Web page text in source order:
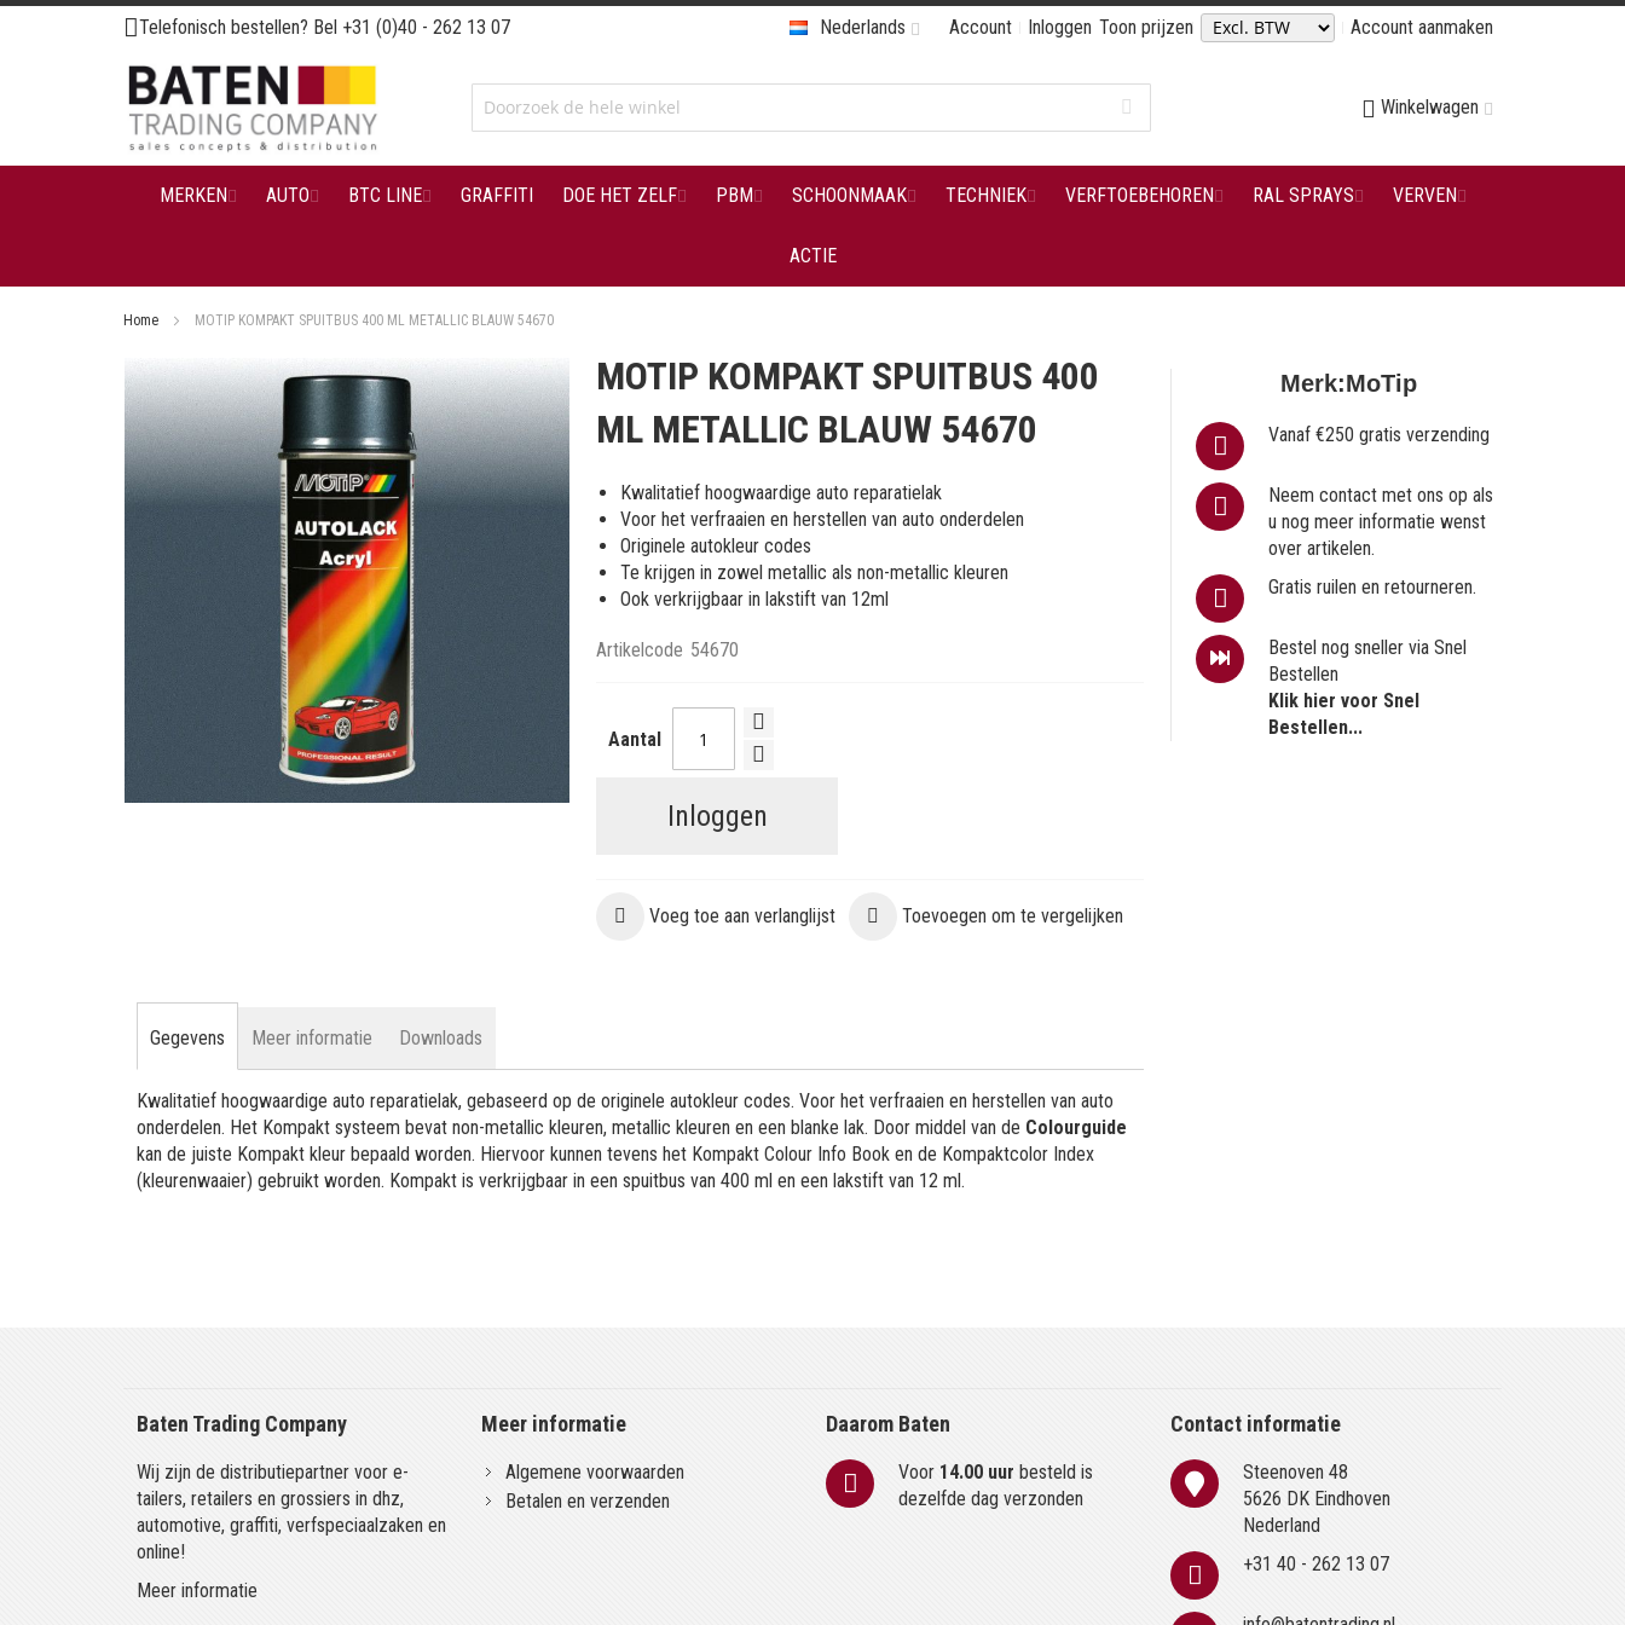
Ga
naar
de
inhoud
Telefonisch bestellen? Bel +31 (0)40 - 262 13 07 Account Inloggen Toon prijzen Account aanmaken
Nederlands
Winkelwagen
MERKEN AUTO BTC LINE GRAFFITI DOE HET ZELF PBM SCHOONMAAK TECHNIEK VERFTOEBEHOREN RAL SPRAYS VERVEN
ACTIE
Home MOTIP KOMPAKT SPUITBUS 400 ML METALLIC BLAUW 54670
Ga
naar
het
einde
van
de
gallerij
gallerij
MOTIP KOMPAKT SPUITBUS 400
ML METALLIC BLAUW 54670
Kwalitatief hoogwaardige auto reparatielak
Voor het verfraaien en herstellen van auto onderdelen
Originele autokleur codes
Te krijgen in zowel metallic als non-metallic kleuren
Ook verkrijgbaar in lakstift van 12ml
Artikelcode 54670
Aantal
Inloggen
Voeg toe aan verlanglijst Toevoegen om te vergelijken
Merk:MoTip
Vanaf €250 gratis verzending
Neem contact met ons op als
u nog meer informatie wenst
over artikelen.
Gratis ruilen en retourneren.
Bestel nog sneller via Snel
Bestellen
Klik hier voor Snel
Bestellen...
Gegevens
Kwalitatief hoogwaardige auto reparatielak, gebaseerd op de originele autokleur codes. Voor het verfraaien en herstellen van auto
onderdelen. Het Kompakt systeem bevat non-metallic kleuren, metallic kleuren en een blanke lak. Door middel van de Colourguide
kan de juiste Kompakt kleur bepaald worden. Hiervoor kunnen tevens het Kompakt Colour Info Book en de Kompaktcolor Index
(kleurenwaaier) gebruikt worden. Kompakt is verkrijgbaar in een spuitbus van 400 ml en een lakstift van 12 ml.
Meer informatie Downloads
Baten Trading Company
Wij zijn de distributiepartner voor e-
tailers, retailers en grossiers in dhz,
automotive, graffiti, verfspeciaalzaken en
online!
Meer informatie
Meer informatie
Algemene voorwaarden
Betalen en verzenden
Daarom Baten
Voor 14.00 uur besteld is
dezelfde dag verzonden
Contact informatie
Steenoven 48
5626 DK Eindhoven
Nederland
+31 40 - 262 13 07